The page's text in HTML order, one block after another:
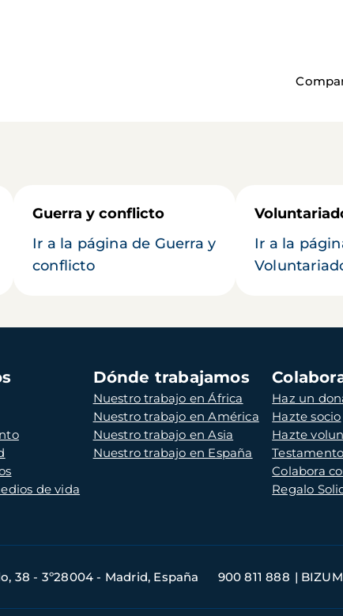
Guerra y conflicto
Ir a la página de Guerra y
conflicto
Ir a la
de vida
Dónde trabajamos
Nuestro trabajo en África
Nuestro trabajo en América
Nuestro trabajo en Asia
Nuestro trabajo en España
Haz un
Hazte socio
Hazte
Colabora
Regalo
38 - 3º28004 - Madrid, España 900 811 888